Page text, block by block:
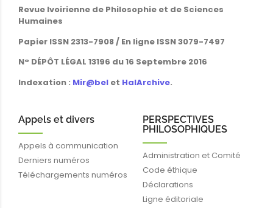
Revue Ivoirienne de Philosophie et de Sciences
Humaines
Papier ISSN 2313-7908 / En ligne ISSN 3079-7497
N° DÉPÔT LÉGAL 13196 du 16 Septembre 2016
Indexation : Mir@bel et HalArchive.
Appels et divers
Appels à communication
Derniers numéros
Téléchargements numéros
PERSPECTIVES
PHILOSOPHIQUES
Administration et Comité
Code éthique
Déclarations
Ligne éditoriale